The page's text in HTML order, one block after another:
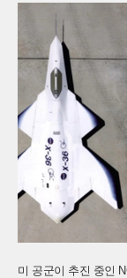
미 공군이 추진 중인